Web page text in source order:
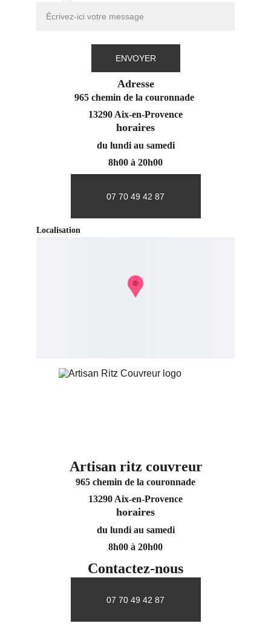
ENVOYER
Adresse
965 chemin de la couronnade
13290 Aix-en-Provence
07 70 49 42 87
Localisation
horaires
du lundi au samedi
8h00 à 20h00
Contactez-nous
07 70 49 42 87
Artisan ritz couvreur
965 chemin de la couronnade
13290 Aix-en-Provence
horaires
du lundi au samedi
8h00 à 20h00